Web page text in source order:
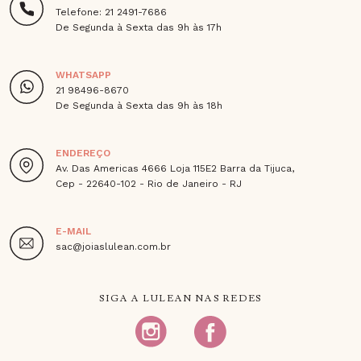
Telefone: 21 2491-7686
De Segunda à Sexta das 9h às 17h
WHATSAPP
21 98496-8670
De Segunda à Sexta das 9h às 18h
ENDEREÇO
Av. Das Americas 4666 Loja 115E2 Barra da Tijuca,
Cep - 22640-102 - Rio de Janeiro - RJ
E-MAIL
sac@joiaslulean.com.br
SIGA A LULEAN NAS REDES